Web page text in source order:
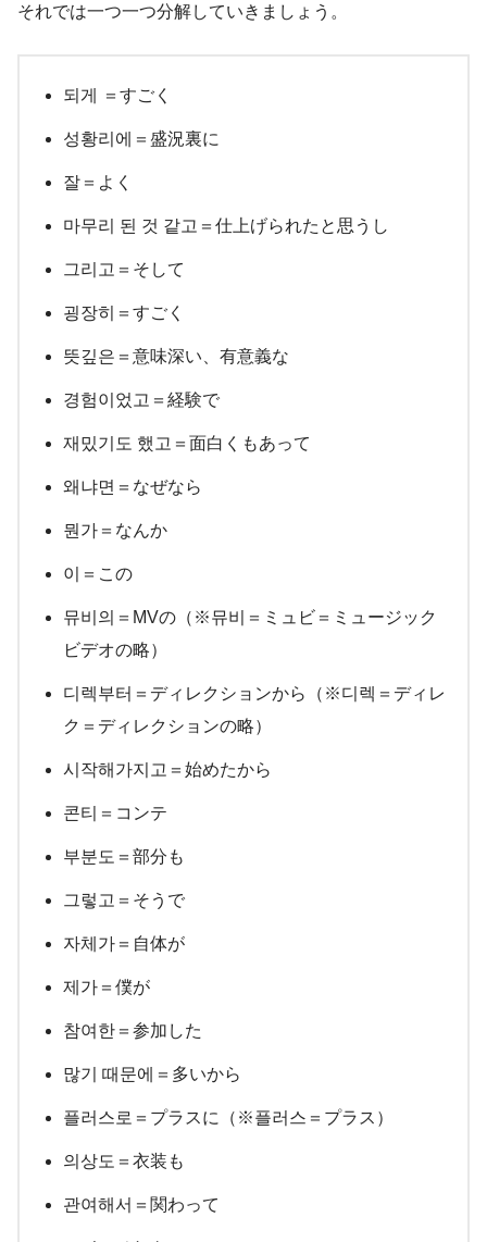
それでは一つ一つ分解していきましょう。
되게 ＝すごく
성황리에＝盛況裏に
잘＝よく
마무리 된 것 같고＝仕上げられたと思うし
그리고＝そして
굉장히＝すごく
뜻깊은＝意味深い、有意義な
경험이었고＝経験で
재밌기도 했고＝面白くもあって
왜냐면＝なぜなら
뭔가＝なんか
이＝この
뮤비의＝MVの（※뮤비＝ミュビ＝ミュージック
ビデオの略）
디렉부터＝ディレクションから（※디렉＝ディレ
ク＝ディレクションの略）
시작해가지고＝始めたから
콘티＝コンテ
부분도＝部分も
그렇고＝そうで
자체가＝自体が
제가＝僕が
참여한＝参加した
많기 때문에＝多いから
플러스로＝プラスに（※플러스＝プラス）
의상도＝衣装も
관여해서＝関わって